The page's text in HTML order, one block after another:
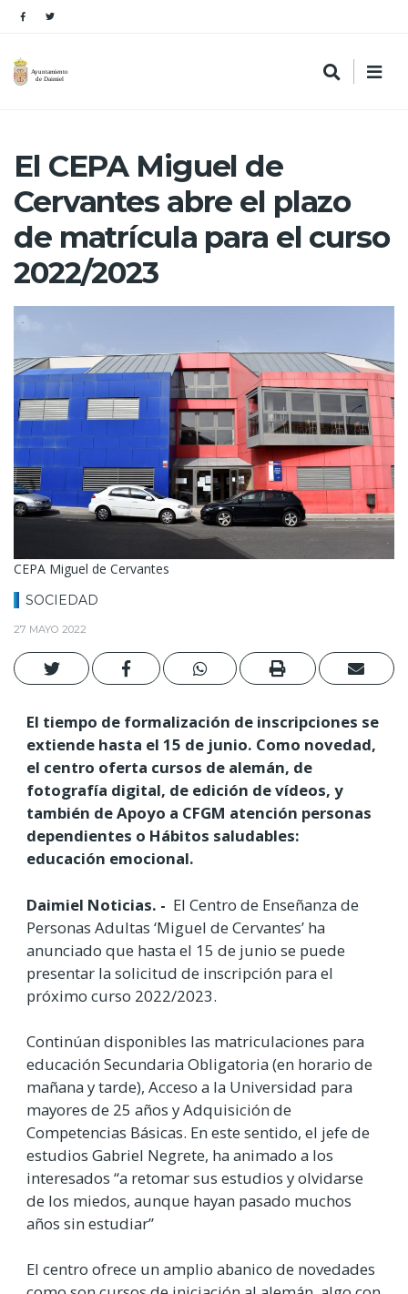
El CEPA Miguel de
Cervantes abre el plazo
de matrícula para el curso
2022/2023
CEPA Miguel de Cervantes
SOCIEDAD
27 MAYO 2022
El tiempo de formalización de inscripciones se
extiende hasta el 15 de junio. Como novedad,
el centro oferta cursos de alemán, de
fotografía digital, de edición de vídeos, y
también de Apoyo a CFGM atención personas
dependientes o Hábitos saludables:
educación emocional.
Daimiel Noticias. - El Centro de Enseñanza de
Personas Adultas ‘Miguel de Cervantes’ ha
anunciado que hasta el 15 de junio se puede
presentar la solicitud de inscripción para el
próximo curso 2022/2023.
Continúan disponibles las matriculaciones para
educación Secundaria Obligatoria (en horario de
mañana y tarde), Acceso a la Universidad para
mayores de 25 años y Adquisición de
Competencias Básicas. En este sentido, el jefe de
estudios Gabriel Negrete, ha animado a los
interesados “a retomar sus estudios y olvidarse
de los miedos, aunque hayan pasado muchos
años sin estudiar”
El centro ofrece un amplio abanico de novedades